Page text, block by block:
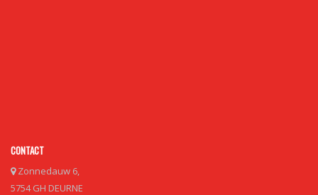
CONTACT
Zonnedauw 6,
5754 GH DEURNE